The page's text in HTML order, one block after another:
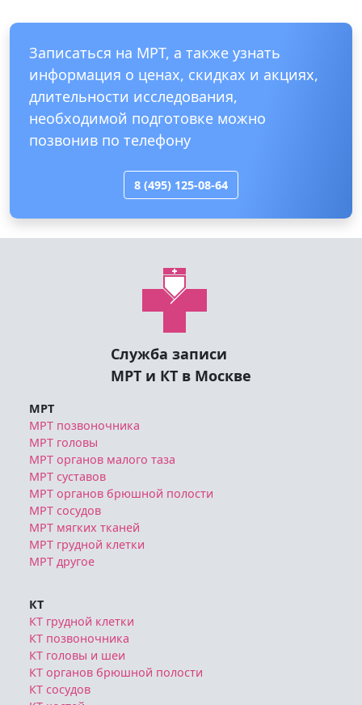
Записаться на МРТ, а также узнать
информация о ценах, скидках и акциях,
длительности исследования,
необходимой подготовке можно
позвонив по телефону
8 (495) 125-08-64
Служба записи
МРТ и КТ в Москве
МРТ
МРТ позвоночника
МРТ головы
МРТ органов малого таза
МРТ суставов
МРТ органов брюшной полости
МРТ сосудов
МРТ мягких тканей
МРТ грудной клетки
МРТ другое
КТ
КТ грудной клетки
КТ позвоночника
КТ головы и шеи
КТ органов брюшной полости
КТ сосудов